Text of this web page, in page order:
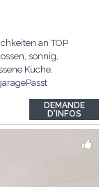
an TOP
sonnig,
Küche,
507 21 32
DEMANDE
D'INFOS